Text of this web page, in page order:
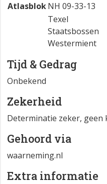
AtlasblokNH 09-33-13
Texel
Staatsbossen
Westermient
Tijd & Gedrag
Onbekend
Zekerheid
Determinatie zeker, geen
Gehoord via
waarneming.nl
Extra informatie